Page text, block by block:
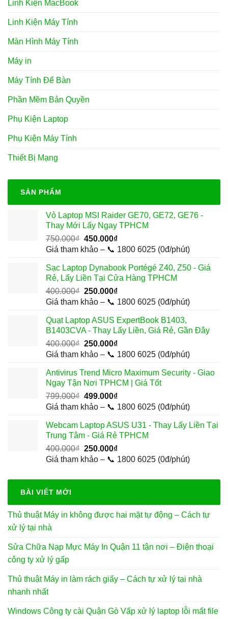
Linh Kiện MacBook
Linh Kiện Máy Tính
Màn Hình Máy Tính
Máy in
Máy Tính Để Bàn
Phần Mềm Bản Quyền
Phụ Kiện Laptop
Phụ Kiện Máy Tính
Thiết Bị Mạng
SẢN PHẨM
Vỏ Laptop MSI Raider GE70, GE72, GE76 -
Thay Mới Lấy Ngay TPHCM
750.000₫ Giá
gốc
750.000₫.
450.000₫Giá
hiện
là:
450.000₫.
Giá tham khảo – 📞 1800 6025 (0đ/phút)
Sạc Laptop Dynabook Portégé Z40, Z50 - Giá
Rẻ, Lấy Liền Tại Cửa Hàng TPHCM
400.000₫ Giá
gốc
400.000₫.
250.000₫Giá
hiện
là:
250.000₫.
Giá tham khảo – 📞 1800 6025 (0đ/phút)
Quạt Laptop ASUS ExpertBook B1403,
B1403CVA - Thay Lấy Liền, Giá Rẻ, Gần Đây
400.000₫ Giá
gốc
400.000₫.
250.000₫Giá
hiện
là:
250.000₫.
Giá tham khảo – 📞 1800 6025 (0đ/phút)
Antivirus Trend Micro Maximum Security - Giao
Ngay Tận Nơi TPHCM | Giá Tốt
799.000₫ Giá
gốc
799.000₫.
499.000₫Giá
hiện
là:
499.000₫.
Giá tham khảo – 📞 1800 6025 (0đ/phút)
Webcam Laptop ASUS U31 - Thay Lấy Liền Tại
Trung Tâm - Giá Rẻ TPHCM
400.000₫ Giá
gốc
400.000₫.
250.000₫Giá
hiện
là:
Giá tham khảo – 📞 1800 6025 (0đ/phút)
BÀI VIẾT MỚI
Thủ thuật Máy in không được hai mặt tự động – Cách tự
xử lý tại nhà
Sửa Chữa Nạp Mực Máy In Quận 11 tận nơi – Điện thoại
công ty xử lý gấp
Thủ thuật Máy in làm rách giấy – Cách tự xử lý tại nhà
nhanh nhất
Windows Công ty cài Quận Gò Vấp xử lý laptop lỗi mất file